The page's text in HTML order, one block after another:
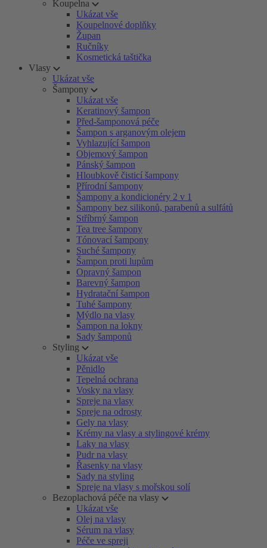
Koupelna
Ukázat vše
Koupelnové doplňky
Župan
Ručníky
Kosmetická taštička
Vlasy
Ukázat vše
Šampony
Ukázat vše
Keratinový šampon
Před-šamponová péče
Šampon s arganovým olejem
Vyhlazující šampon
Objemový šampon
Pánský šampon
Hloubkově čisticí šampony
Přírodní šampony
Šampony a kondicionéry 2 v 1
Šampony bez silikonů, parabenů a sulfátů
Stříbrný šampon
Tea tree šampony
Tónovací šampony
Suché šampony
Šampon proti lupům
Opravný šampon
Barevný šampon
Hydratační šampon
Tuhé šampony
Mýdlo na vlasy
Šampon na lokny
Sady šamponů
Styling
Ukázat vše
Pěnidlo
Tepelná ochrana
Vosky na vlasy
Spreje na vlasy
Spreje na odrosty
Gely na vlasy
Krémy na vlasy a stylingové krémy
Laky na vlasy
Pudr na vlasy
Řasenky na vlasy
Sady na styling
Spreje na vlasy s mořskou solí
Bezoplachová péče na vlasy
Ukázat vše
Olej na vlasy
Sérum na vlasy
Péče ve spreji